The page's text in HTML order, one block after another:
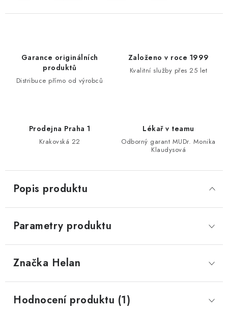
Garance originálních
produktů
Distribuce přímo od výrobců
Založeno v roce 1999
Kvalitní služby přes 25 let
Prodejna Praha 1
Krakovská 22
Lékař v teamu
Odborný garant MUDr. Monika
Klaudysová
Popis produktu
Parametry produktu
Značka Helan
Hodnocení produktu (1)